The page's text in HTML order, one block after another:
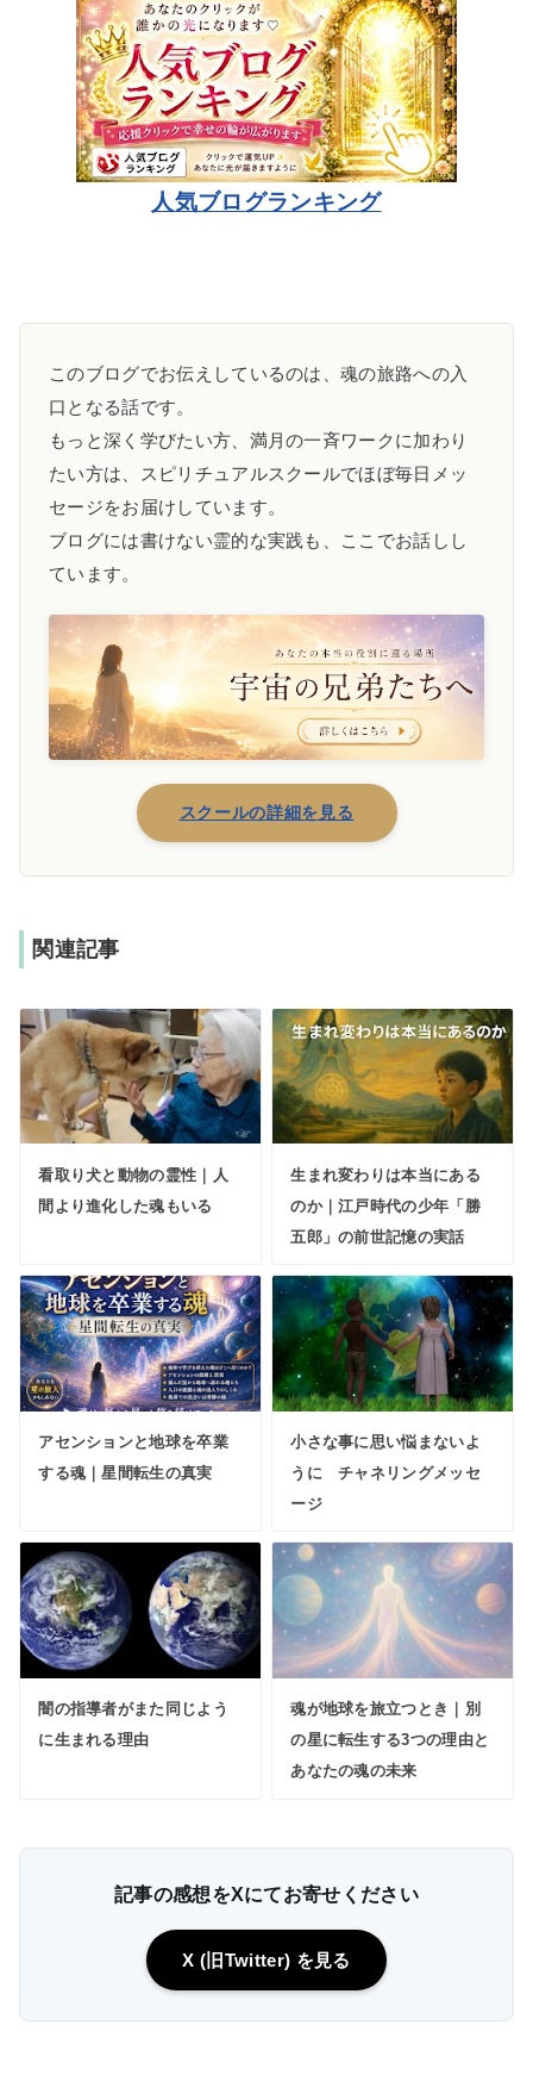
人気ブログランキング
このブログでお伝えしているのは、魂の旅路への入
口となる話です。
もっと深く学びたい方、満月の一斉ワークに加わり
たい方は、スピリチュアルスクールでほぼ毎日メッ
セージをお届けしています。
ブログには書けない霊的な実践も、ここでお話しし
ています。
スクールの詳細を見る
関連記事
看取り犬と動物の霊性｜人
間より進化した魂もいる
生まれ変わりは本当にある
のか｜江戸時代の少年「勝
五郎」の前世記憶の実話
アセンションと地球を卒業
する魂｜星間転生の真実
小さな事に思い悩まないよ
うに チャネリングメッセ
ージ
闇の指導者がまた同じよう
に生まれる理由
魂が地球を旅立つとき｜別
の星に転生する3つの理由と
あなたの魂の未来
記事の感想をXにてお寄せください
X (旧Twitter) を見る